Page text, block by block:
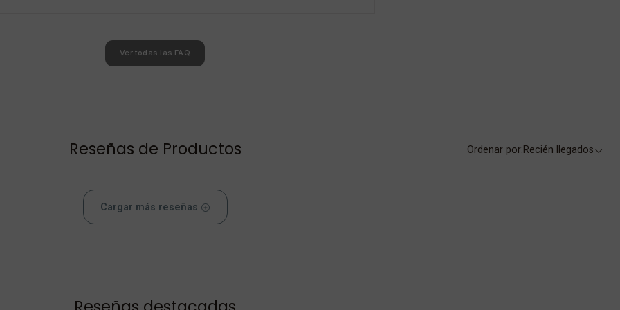
Ver todas las FAQ
Reseñas de Productos Ordenar por:Recién llegados
Cargar más reseñas